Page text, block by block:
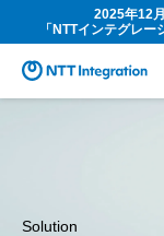
2025年12
「NTTインテグレ
Solution